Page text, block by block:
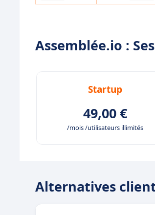
Assemblée.io :
Startup
49,00 €
/mois /utilisateurs illimités
Alternatives